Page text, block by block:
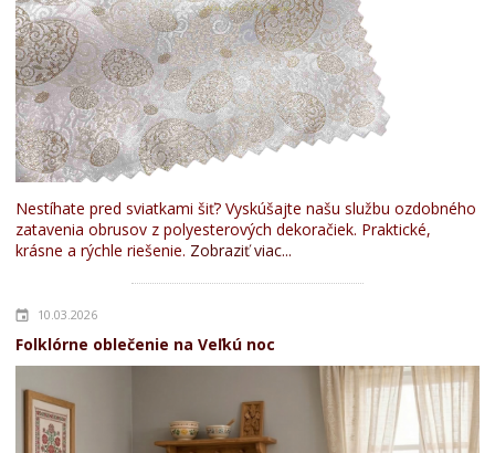
Nestíhate pred sviatkami šiť? Vyskúšajte našu službu ozdobného
zatavenia obrusov z polyesterových dekoračiek. Praktické,
krásne a rýchle riešenie. Zobraziť viac...
10.03.2026
Folklórne oblečenie na Veľkú noc